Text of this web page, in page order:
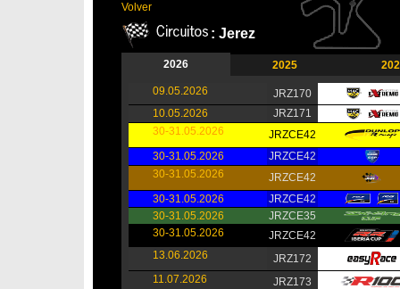
Volver
: Jerez
2026 2025
09.05.2026
JRZ170
10.05.2026
JRZ171
30-31.05.2026
JRZCE42
30-31.05.2026
JRZCE42
30-31.05.2026
JRZCE42
30-31.05.2026
JRZCE42
30-31.05.2026
JRZCE35
30-31.05.2026
JRZCE42
13.06.2026
JRZ172
11.07.2026
JRZ173